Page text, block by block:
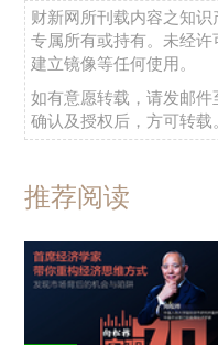
由于生产现场有
产被中断或打乱。
无论是政府还是企
不停产或者遵守确
量下降。所有生产在
会面临其他额外的风
疫情，其生产所需的
响地区。
财新网所刊载内容之知
专属所有或持有。未经
建立镜像等任何使用。
如有意愿转载，请发邮件
确认及授权后，方可转载。
推荐阅读